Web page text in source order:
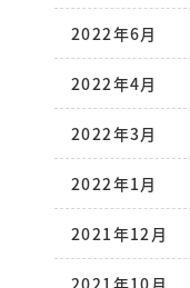
2022年6月
2022年4月
2022年3月
2022年1月
2021年12月